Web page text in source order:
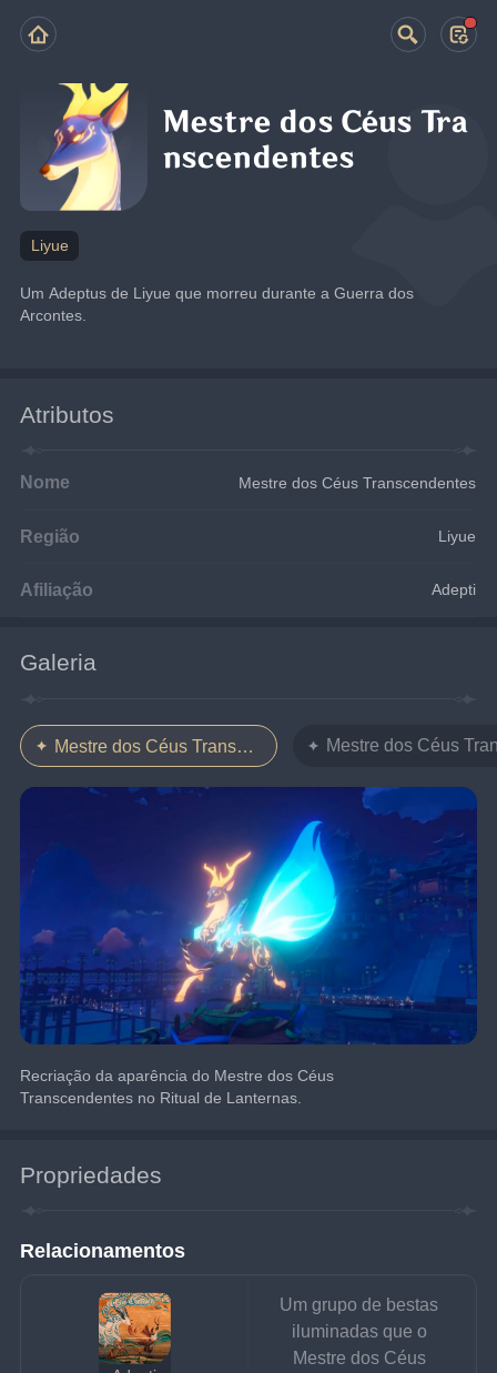
Mestre dos Céus Tra
nscendentes
Liyue
Um Adeptus de Liyue que morreu durante a Guerra dos
Arcontes.
Atributos
Nome Mestre dos Céus Transcendentes
Região Liyue
Afiliação Adepti
Galeria
Mestre dos Céus Transcendentes Mestre dos Céus
Recriação da aparência do Mestre dos Céus
Transcendentes no Ritual de Lanternas.
Propriedades
Relacionamentos
Um grupo de bestas
iluminadas que o
Mestre dos Céus